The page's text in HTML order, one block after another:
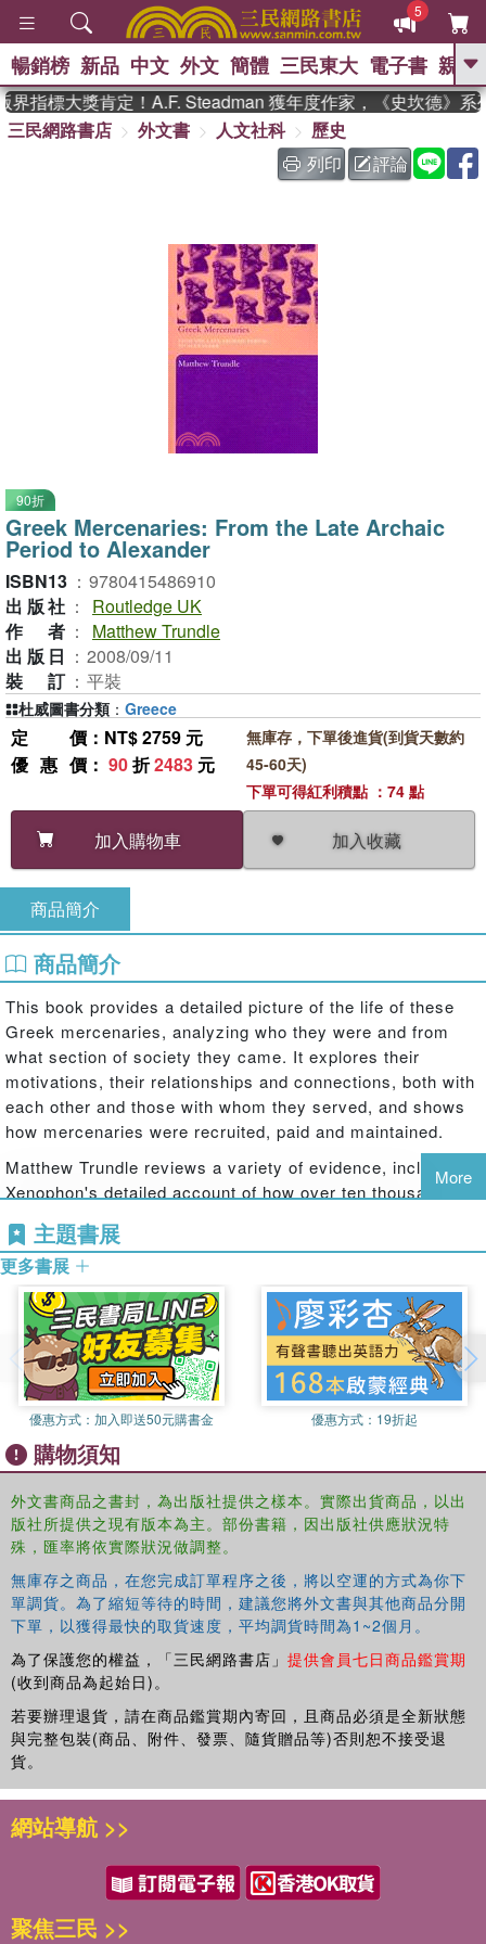
5
GO
熱搜： 東野圭吾 、
如果歷史是一群喵 、 國際布克獎 臺灣
、 方念華 、 台灣的李登輝時
暢銷榜 新品 中文 外文 簡體 三民東大 電子書 親子
指標大獎肯定！A.F. Steadman 獲年度作家，《史坎德》系
三民網路書店
外文書 人文社科
歷史
列印
評論
90折
Greek Mercenaries: From the Late Archaic
Period to Alexander
ISBN13 ： 9780415486910
出版社 ：
Routledge UK
作者 ：
Matthew Trundle
出版日 ： 2008/09/11
裝訂 ： 平裝
定價 ：NT$ 2759 元
優惠價 ： 90折2483 元
加入購物車 加入收藏
無庫存，下單後進貨(到貨天數約
45-60天)
下單可得紅利積點 ：74 點
杜威圖書分類 ： Greece
商品簡介
商品簡介
This book provides a detailed picture of the life of these
Greek mercenaries, analyzing who they were and from
what section of society they came. It explores their
motivations, their relationships and connections, both with
each other and those with whom they served, and shows
how mercenaries were recruited, paid and maintained.
Matthew Trundle reviews a variety of evidence, including
Xenophon's detailed account of how over ten thousand
Cyrus on his brother's Imperial throne, the fragments of a
fourth century play about the first ever soldier of fortune,
and inscriptions prohibiting Athenians from taking service
with their neighbours.
The result is a fresh look at the significance of
mercenaries in ancient Greek society, economy and
politics, and their part in the process that shaped the great
Empire of Alexander the Great and the Hellenistic world.
More
主題書展
更多書展
優惠方式： 加入即送50元購書金 優惠方式： 19折起
購物須知
外文書商品之書封，為出版社提供之樣本。實際出貨商品，以出
版社所提供之現有版本為主。部份書籍，因出版社供應狀況特
殊，匯率將依實際狀況做調整。
無庫存之商品，在您完成訂單程序之後，將以空運的方式為你下
單調貨。為了縮短等待的時間，建議您將外文書與其他商品分開
下單，以獲得最快的取貨速度，平均調貨時間為1~2個月。
為了保護您的權益，「三民網路書店」 提供會員七日商品鑑賞期
(收到商品為起始日)。
若要辦理退貨，請在商品鑑賞期內寄回，且商品必須是全新狀態
與完整包裝(商品、附件、發票、隨貨贈品等)否則恕不接受退
貨。
網站導航 >>
聚焦三民 >>